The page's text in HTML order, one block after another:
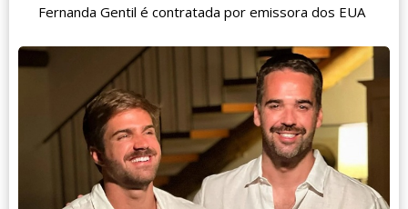
Fernanda Gentil é contratada por emissora dos EUA